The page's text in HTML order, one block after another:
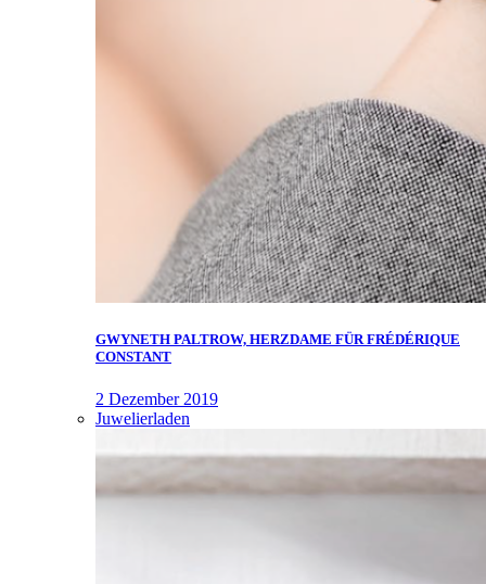
GWYNETH PALTROW, HERZDAME FÜR FRÉDÉRIQUE
CONSTANT
2 Dezember 2019
Juwelierladen